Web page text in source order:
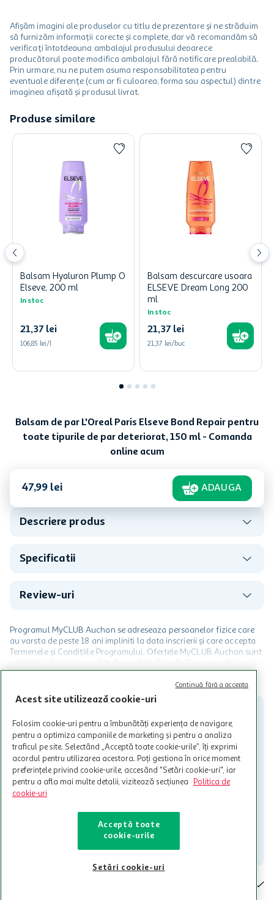
Afișăm imagini ale produselor cu titlu de prezentare și ne străduim
să furnizăm informații corecte și complete, dar vă recomandăm să
verificați întotdeauna ambalajul produsului deoarece
producătorul poate modifica ambalajul fără notificare prealabilă.
Prin urmare, nu ne putem asuma responsabilitatea pentru
eventuale diferențe (cum ar fi culoarea, forma sau aspectul) dintre
imaginea afișată și produsul livrat.
Produse similare
Balsam Hyaluron Plump O
Elseve, 200 ml
In stoc
21,37 lei
106,85 lei/l
Balsam descurcare usoara
ELSEVE Dream Long 200
ml
In stoc
21,37 lei
21,37 lei/buc
Balsam de par L'Oreal Paris Elseve Bond Repair pentru
toate tipurile de par deteriorat, 150 ml - Comanda
online acum
47,99 lei ADAUGA
Descriere produs
Specificatii
Review-uri
Programul MyCLUB Auchan se adreseaza persoanelor fizice care
au varsta de peste 18 ani impliniti la data inscrierii și care accepta
Termenele și Condițiile Programului. Ofertele MyCLUB Auchan sunt
Cardul poate fi utilizat doar in legatura cu magazinele Auchan
participante și pentru acțiuni promotionale indicate de Auchan si
activitati in afara celor mentionate in Termene si Conditii. Auchan
nu raspunde pentru imposibilitatea utilizarii Cardului in perioada in
care aceste este suspendat sau in perioada in care sunt efectuate
intretineri sau reparatii tehnice la sistemul de utilizarea al Cardului.
Contacteaza-ne!
021-9141 contact@auchan.ro
Contact
Acest site utilizează cookie-uri
Folosim cookie-uri pentru a îmbunătăți experiența de navigare,
pentru a optimiza campaniile de marketing și pentru a analiza
traficul pe site. Selectând „Acceptă toate cookie-urile”, îți exprimi
acordul pentru utilizarea acestora. Poți gestiona în orice moment
preferințele privind cookie-urile, accesând "Setări cookie-uri", iar
pentru a afla mai multe detalii, vizitează secțiunea
Politica de
cookie-uri
Acceptă toate
cookie-urile
Setări cookie-uri
Continuă fără a accepta